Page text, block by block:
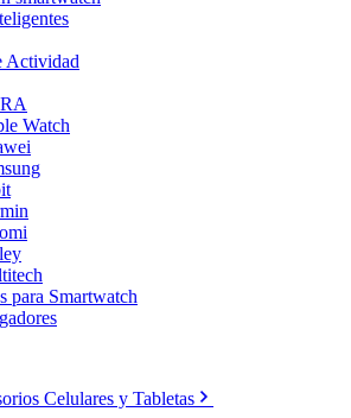
Actividad
Watch
para Smartwatch
Celulares y Tabletas